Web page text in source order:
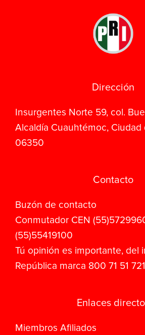
Dirección
Insurgentes Norte 59, col.
Alcaldía Cuauhtémoc, Ciudad
06350
Contacto
Buzón de contacto
Conmutador CEN
(55)55419100
Tú opinión es importante, del
República marca 800 71 51
Enlaces
Miembros Afiliados